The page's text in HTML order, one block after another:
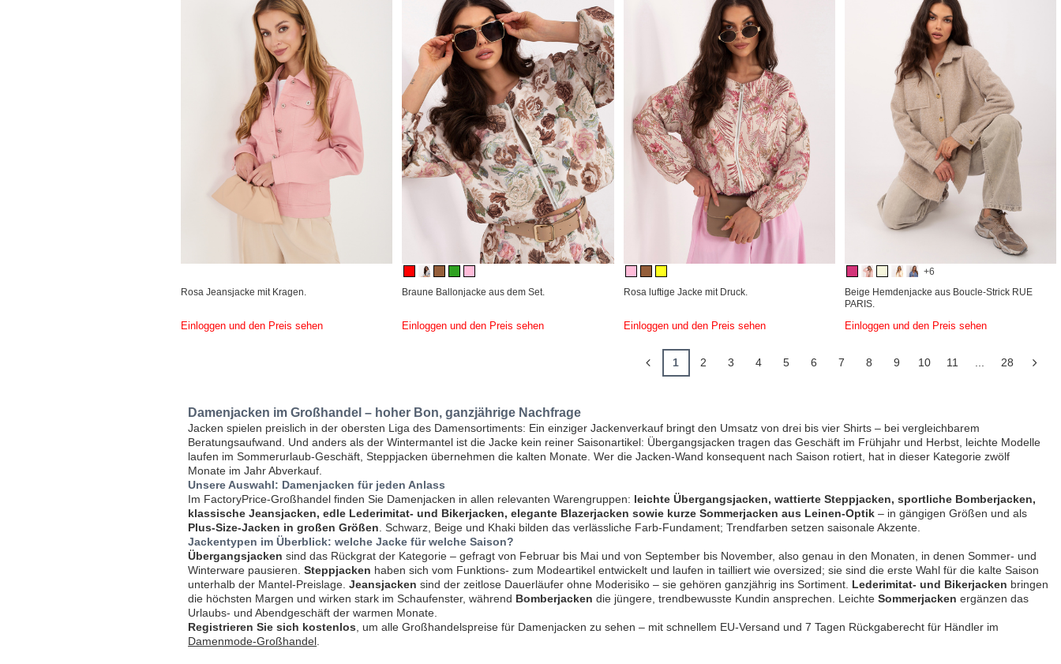
Rosa Jeansjacke mit Kragen.
Einloggen und den Preis sehen
Braune Ballonjacke aus dem Set.
Einloggen und den Preis sehen
Rosa luftige Jacke mit Druck.
Einloggen und den Preis sehen
+6
Beige Hemdenjacke aus Boucle-Strick RUE
PARIS.
Einloggen und den Preis sehen
1 2 3 4 5 6 7 8 9 10 11 ... 28
Damenjacken im Großhandel – hoher Bon, ganzjährige Nachfrage
Jacken spielen preislich in der obersten Liga des Damensortiments: Ein einziger Jackenverkauf bringt den Umsatz von drei bis vier Shirts – bei vergleichbarem
Beratungsaufwand. Und anders als der Wintermantel ist die Jacke kein reiner Saisonartikel: Übergangsjacken tragen das Geschäft im Frühjahr und Herbst, leichte Modelle
laufen im Sommerurlaub-Geschäft, Steppjacken übernehmen die kalten Monate. Wer die Jacken-Wand konsequent nach Saison rotiert, hat in dieser Kategorie zwölf
Monate im Jahr Abverkauf.
Unsere Auswahl: Damenjacken für jeden Anlass
Im FactoryPrice-Großhandel finden Sie Damenjacken in allen relevanten Warengruppen: leichte Übergangsjacken, wattierte Steppjacken, sportliche Bomberjacken,
klassische Jeansjacken, edle Lederimitat- und Bikerjacken, elegante Blazerjacken sowie kurze Sommerjacken aus Leinen-Optik – in gängigen Größen und als
Plus-Size-Jacken in großen Größen . Schwarz, Beige und Khaki bilden das verlässliche Farb-Fundament; Trendfarben setzen saisonale Akzente.
Jackentypen im Überblick: welche Jacke für welche Saison?
Übergangsjacken sind das Rückgrat der Kategorie – gefragt von Februar bis Mai und von September bis November, also genau in den Monaten, in denen Sommer- und
Winterware pausieren.Steppjacken haben sich vom Funktions- zum Modeartikel entwickelt und laufen in tailliert wie oversized; sie sind die erste Wahl für die kalte Saison
unterhalb der Mantel-Preislage.Jeansjacken sind der zeitlose Dauerläufer ohne Moderisiko – sie gehören ganzjährig ins Sortiment. Lederimitat- und Bikerjacken bringen
die höchsten Margen und wirken stark im Schaufenster, während Bomberjacken die jüngere, trendbewusste Kundin ansprechen. LeichteSommerjacken ergänzen das
Urlaubs- und Abendgeschäft der warmen Monate.
Registrieren Sie sich kostenlos , um alle Großhandelspreise für Damenjacken zu sehen – mit schnellem EU-Versand und 7 Tagen Rückgaberecht für Händler im
Damenmode-Großhandel